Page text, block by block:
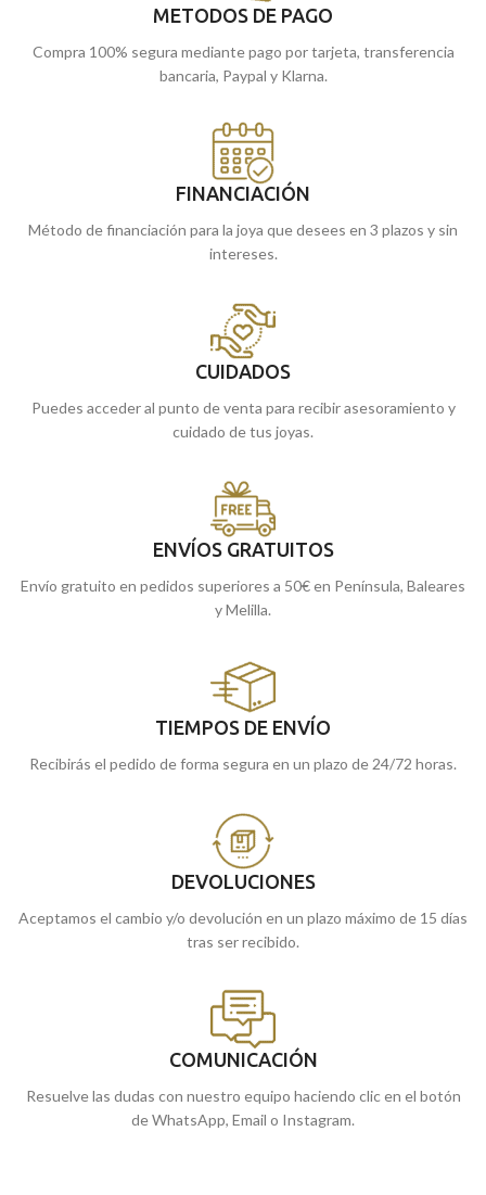
METODOS DE PAGO
Compra 100% segura mediante pago por tarjeta, transferencia
bancaria, Paypal y Klarna.
FINANCIACIÓN
Método de financiación para la joya que desees en 3 plazos y sin
intereses.
CUIDADOS
Puedes acceder al punto de venta para recibir asesoramiento y
cuidado de tus joyas.
ENVÍOS GRATUITOS
Envío gratuito en pedidos superiores a 50€ en Península, Baleares
y Melilla.
TIEMPOS DE ENVÍO
Recibirás el pedido de forma segura en un plazo de 24/72 horas.
DEVOLUCIONES
Aceptamos el cambio y/o devolución en un plazo máximo de 15 días
tras ser recibido.
COMUNICACIÓN
Resuelve las dudas con nuestro equipo haciendo clic en el botón
de WhatsApp, Email o Instagram.